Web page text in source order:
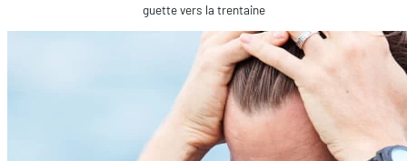
guette vers la trentaine